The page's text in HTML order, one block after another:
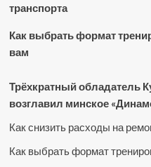
транспорта
Как выбрать формат
вам
Трёхкратный обладатель
возглавил минское
Как снизить расходы на
Как выбрать формат